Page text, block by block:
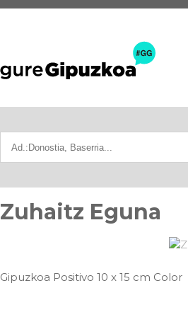
Zuhaitz Eguna
Gipuzkoa Positivo 10 x 15 cm Color